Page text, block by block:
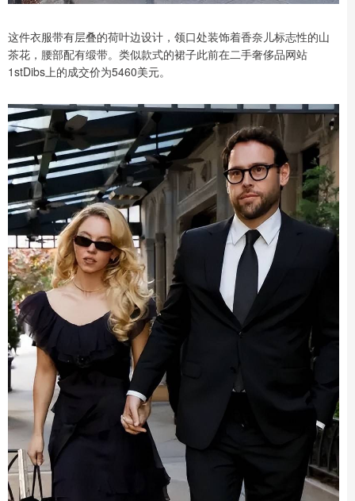
这件衣服带有层叠的荷叶边设计，领口处装饰着香奈儿标志性的山
茶花，腰部配有缎带。类似款式的裙子此前在二手奢侈品网站
1stDibs上的成交价为5460美元。